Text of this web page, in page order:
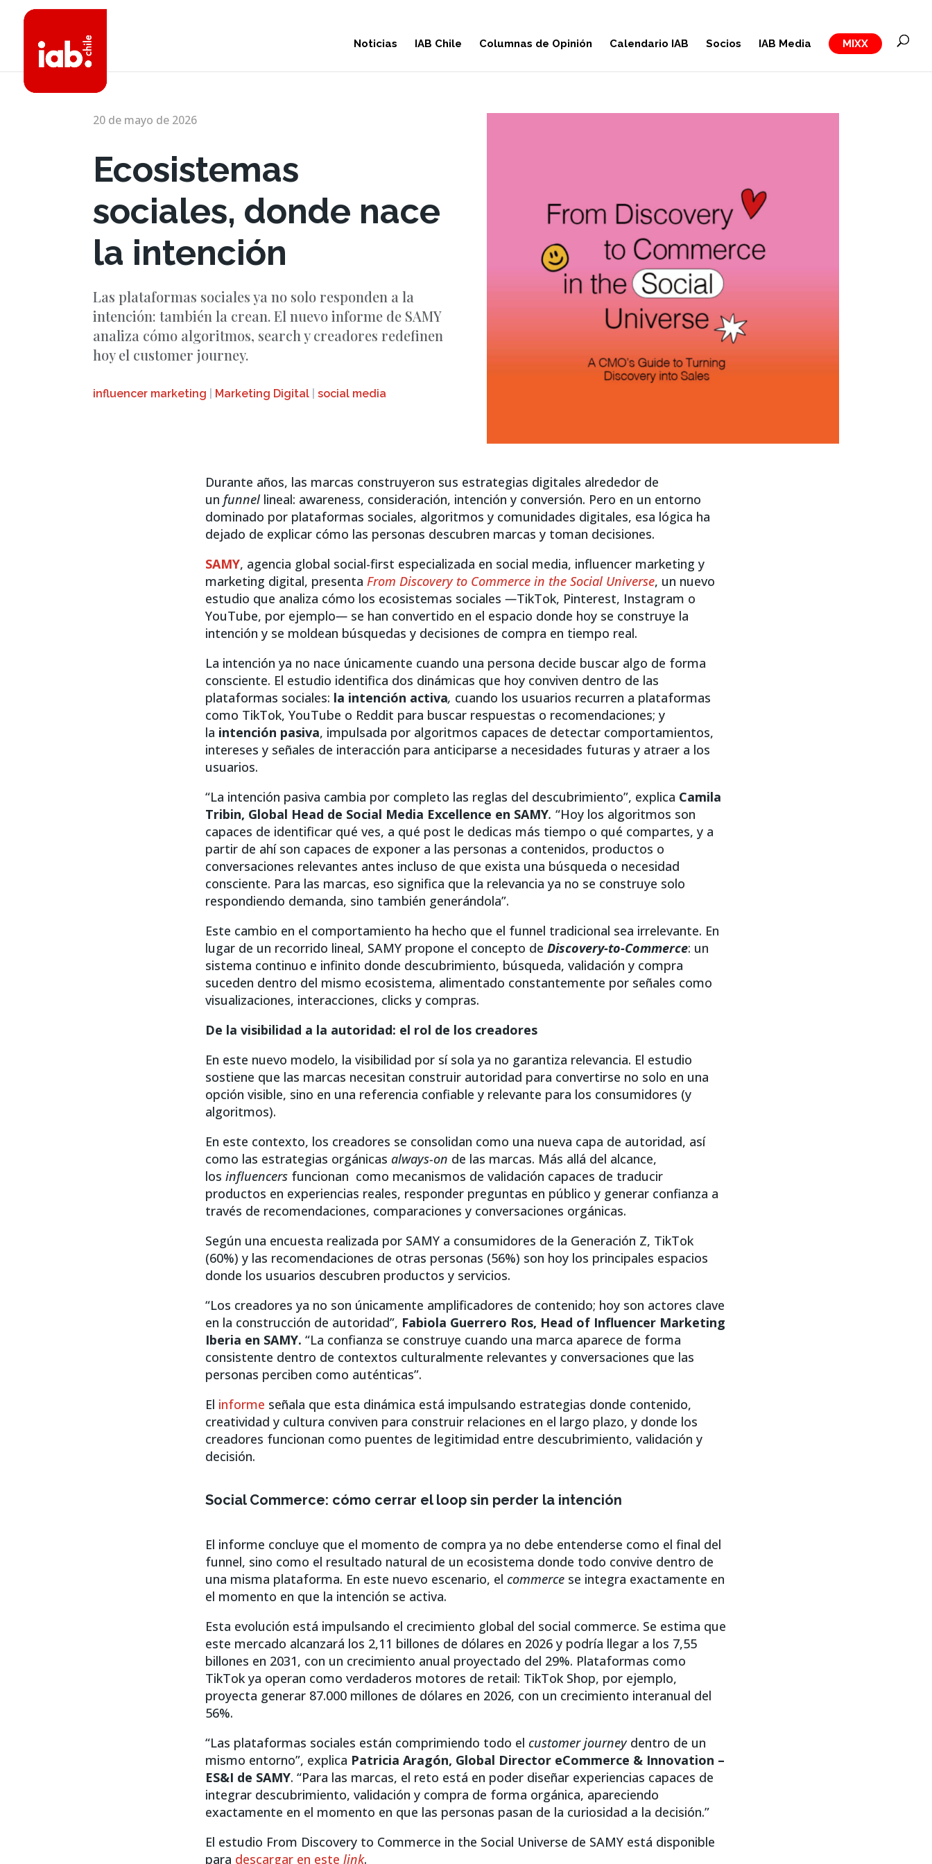
Noticias IAB Chile Columnas de Opinión Calendario IAB Socios IAB Media MIXX
20 de mayo de 2026
Ecosistemas
sociales, donde nace
la intención
Las plataformas sociales ya no solo responden a la
intención: también la crean. El nuevo informe de SAMY
analiza cómo algoritmos, search y creadores redefinen
hoy el customer journey.
influencer marketing Marketing Digital |social media
Durante años, las marcas construyeron sus estrategias digitales alrededor de
un funnellineal: awareness, consideración, intención y conversión. Pero en un entorno
dominado por plataformas sociales, algoritmos y comunidades digitales, esa lógica ha
dejado de explicar cómo las personas descubren marcas y toman decisiones.
SAMY, agencia global social-first especializada en social media, influencer marketing y
marketing digital, presenta From Discovery to Commerce in the Social Universe, un nuevo
estudio que analiza cómo los ecosistemas sociales —TikTok, Pinterest, Instagram o
YouTube, por ejemplo—se han convertido en el espacio donde hoy se construye la
intención y se moldean búsquedas y decisiones de compra en tiempo real.
La intención ya no nace únicamente cuando una persona decide buscar algo de forma
consciente. El estudio identifica dos dinámicas que hoy conviven dentro de las
plataformas sociales: la intención activa, cuando los usuarios recurren a plataformas
como TikTok, YouTube o Reddit para buscar respuestas o recomendaciones; y
la intención pasiva, impulsada por algoritmos capaces de detectar comportamientos,
intereses y señales de interacción para anticiparse a necesidades futuras y atraer a los
usuarios.
“La intención pasiva cambia por completo las reglas del descubrimiento”, explica Camila
Tribin, Global Head de Social Media Excellence en SAMY. “Hoy los algoritmos son
capaces de identificar qué ves, a qué post le dedicas más tiempo o qué compartes, y a
partir de ahí son capaces de exponer a las personas a contenidos, productos o
conversaciones relevantes antes incluso de que exista una búsqueda o necesidad
consciente. Para las marcas, eso significa que la relevancia ya no se construye solo
respondiendo demanda, sino también generándola”.
Este cambio en el comportamiento ha hecho que el funnel tradicional sea irrelevante. En
lugar de un recorrido lineal, SAMY propone el concepto de Discovery-to-Commerce: un
sistema continuo e infinito donde descubrimiento, búsqueda, validación y compra
suceden dentro del mismo ecosistema, alimentado constantemente por señales como
visualizaciones, interacciones, clicks y compras.
De la visibilidad a la autoridad: el rol de los creadores
En este nuevo modelo, la visibilidad por sí sola ya no garantiza relevancia. El estudio
sostiene que las marcas necesitan construir autoridad para convertirse no solo en una
opción visible, sino en una referencia confiable y relevante para los consumidores (y
algoritmos).
En este contexto, los creadores se consolidan como una nueva capa de autoridad, así
como las estrategias orgánicas always-on de las marcas. Más allá del alcance,
los influencersfuncionan como mecanismos de validación capaces de traducir
productos en experiencias reales, responder preguntas en público y generar confianza a
través de recomendaciones, comparaciones y conversaciones orgánicas.
Según una encuesta realizada por SAMY a consumidores de la Generación Z, TikTok
(60%) y las recomendaciones de otras personas (56%) son hoy los principales espacios
donde los usuarios descubren productos y servicios.
“Los creadores ya no son únicamente amplificadores de contenido; hoy son actores clave
en la construcción de autoridad”, Fabiola Guerrero Ros, Head of Influencer Marketing
Iberia en SAMY. “La confianza se construye cuando una marca aparece de forma
consistente dentro de contextos culturalmente relevantes y conversaciones que las
personas perciben como auténticas”.
El informe señala que esta dinámica está impulsando estrategias donde contenido,
creatividad y cultura conviven para construir relaciones en el largo plazo, y donde los
creadores funcionan como puentes de legitimidad entre descubrimiento, validación y
decisión.
Social Commerce: cómo cerrar el loop sin perder la intención
El informe concluye que el momento de compra ya no debe entenderse como el final del
funnel, sino como el resultado natural de un ecosistema donde todo convive dentro de
una misma plataforma. En este nuevo escenario, el commercese integra exactamente en
el momento en que la intención se activa.
Esta evolución está impulsando el crecimiento global del social commerce. Se estima que
este mercado alcanzará los 2,11 billones de dólares en 2026 y podría llegar a los 7,55
billones en 2031, con un crecimiento anual proyectado del 29%. Plataformas como
TikTok ya operan como verdaderos motores de retail: TikTok Shop, por ejemplo,
proyecta generar 87.000 millones de dólares en 2026, con un crecimiento interanual del
56%.
“Las plataformas sociales están comprimiendo todo el customer journeydentro de un
mismo entorno”, explica Patricia Aragón, Global Director eCommerce & Innovation –
ES&I de SAMY. “Para las marcas, el reto está en poder diseñar experiencias capaces de
integrar descubrimiento, validación y compra de forma orgánica, apareciendo
exactamente en el momento en que las personas pasan de la curiosidad a la decisión.”
El estudio From Discovery to Commerce in the Social Universe de SAMY está disponible
para descargar en este link.